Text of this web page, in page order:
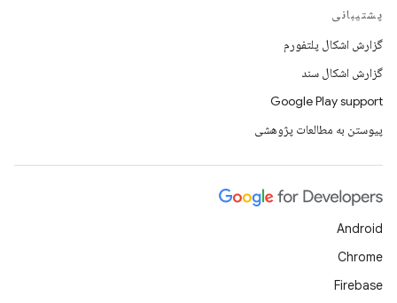
پشتیبانی
گزارش اشکال پلتفورم
گزارش اشکال سند
Google Play support
پیوستن به مطالعات پژوهشی
Android
Chrome
Firebase